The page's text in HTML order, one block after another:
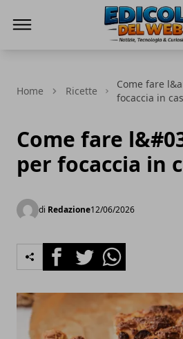
Home Ricette
Come fare
focaccia in
Come fare
per focaccia in
di Redazione12/06/2026
FacebookTwitterWhatsapp